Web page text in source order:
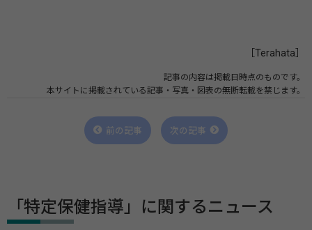
［Terahata］
記事の内容は掲載日時点のものです。
本サイトに掲載されている記事・写真・図表の無断転載を禁じます。
前の記事 次の記事
「特定保健指導」に関するニュース